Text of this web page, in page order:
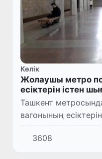
Көлік
Жолаушы метро
есіктерін істен
Ташкент
вагонының
3608